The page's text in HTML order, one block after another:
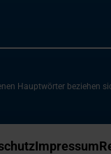
Hauptwörter beziehen
Impressum